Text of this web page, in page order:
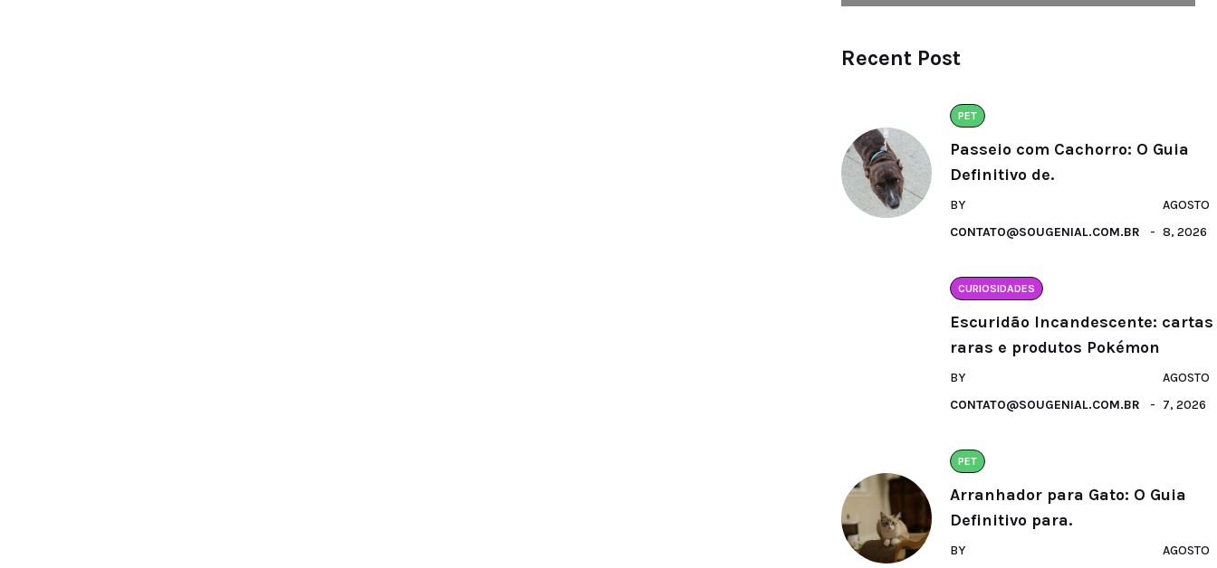
Recent Post
PET
Passeio com Cachorro: O Guia
Definitivo de.
BY
CONTATO@SOUGENIAL.COM.BR
AGOSTO
8, 2026
CURIOSIDADES
Escuridão Incandescente: cartas
raras e produtos Pokémon
BY
CONTATO@SOUGENIAL.COM.BR
AGOSTO
7, 2026
PET
Arranhador para Gato: O Guia
Definitivo para.
BY
AGOSTO